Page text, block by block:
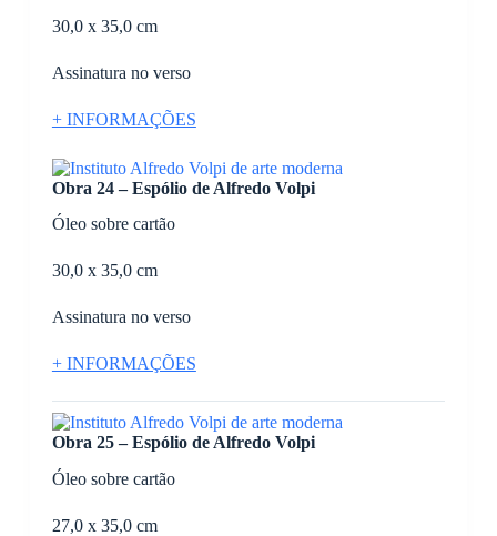
30,0 x 35,0 cm
Assinatura no verso
+ INFORMAÇÕES
Obra 24 – Espólio de Alfredo Volpi
Óleo sobre cartão
30,0 x 35,0 cm
Assinatura no verso
+ INFORMAÇÕES
Obra 25 – Espólio de Alfredo Volpi
Óleo sobre cartão
27,0 x 35,0 cm